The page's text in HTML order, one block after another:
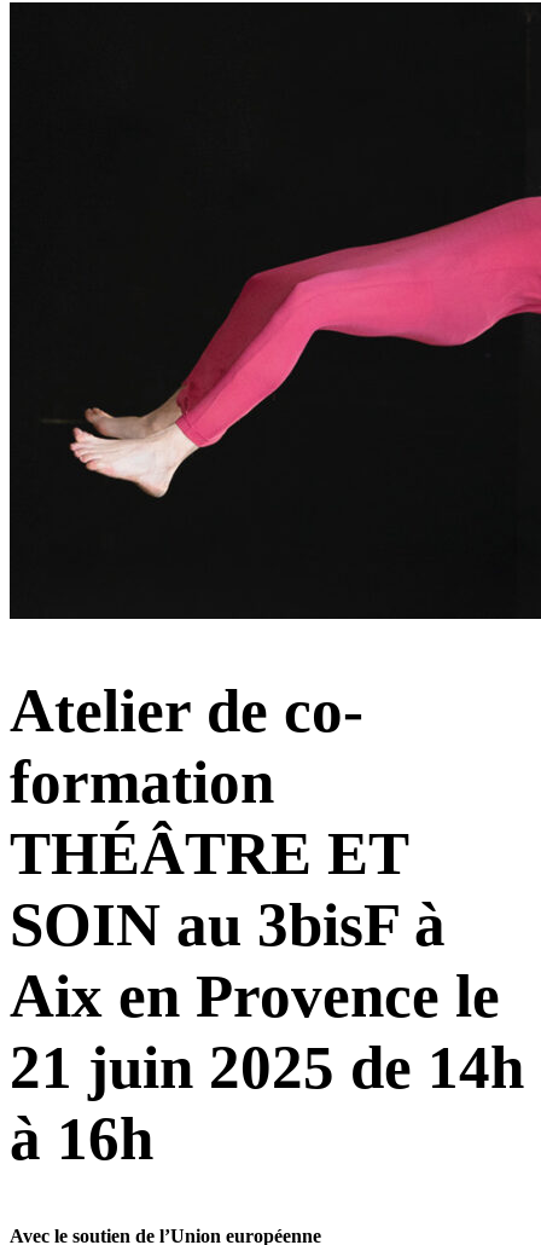
Atelier de co-
formation
THÉÂTRE ET
SOIN au 3bisF à
Aix en Provence le
21 juin 2025 de 14h
à 16h
Avec le soutien de l’Union européenne